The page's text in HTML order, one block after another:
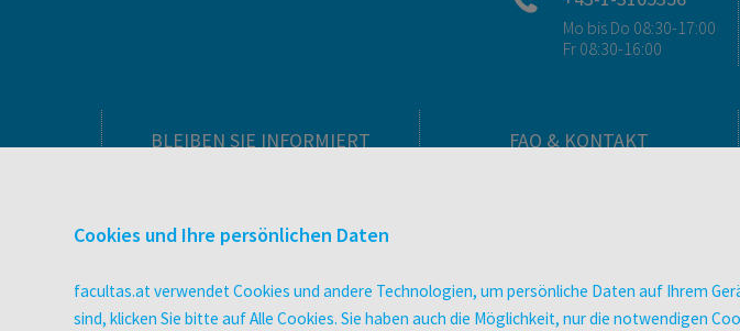
Mo bis Do 08:30-17:00
Fr 08:30-16:00
BLEIBEN SIE INFORMIERT
Veranstaltungen
Literaturlisten
facultas Club
FAQ & KONTAKT
Ansprechpartner:innen
So finden Sie uns
Cookies und Ihre persönlichen Daten
facultas.at verwendet Cookies und andere Technologien, um persönliche Daten auf Ihrem
sind, klicken Sie bitte auf Alle Cookies. Sie haben auch die Möglichkeit, nur die notwendigen